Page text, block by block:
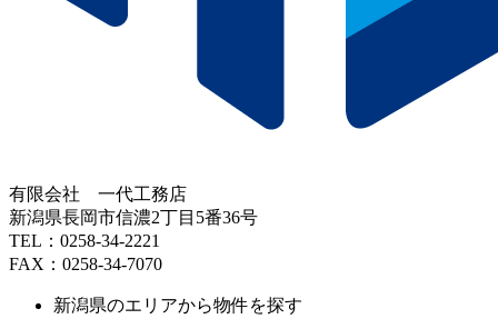
有限会社 一代工務店
新潟県長岡市信濃2丁目5番36号
TEL：0258-34-2221
FAX：0258-34-7070
新潟県のエリアから物件を探す